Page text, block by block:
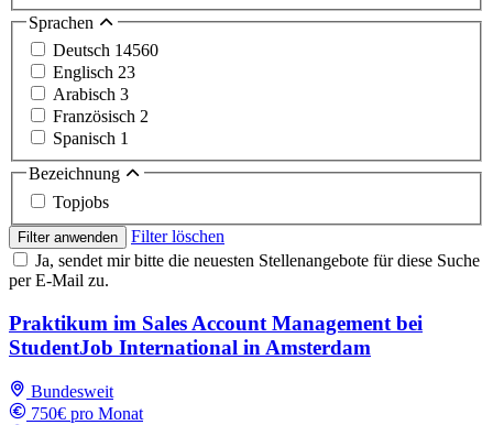
Sprachen
Deutsch 14560
Englisch 23
Arabisch 3
Französisch 2
Spanisch 1
Bezeichnung
Topjobs
Filter anwenden
Filter löschen
Ja, sendet mir bitte die neuesten Stellenangebote für diese Suche
per E-Mail zu.
Praktikum im Sales Account Management bei
StudentJob International in Amsterdam
Bundesweit
750€ pro Monat